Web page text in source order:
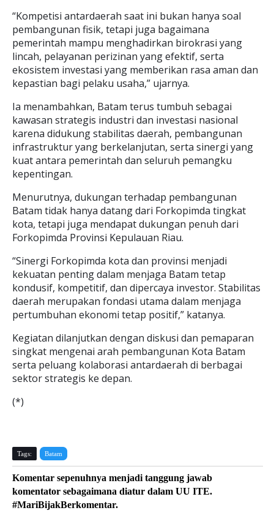
“Kompetisi antardaerah saat ini bukan hanya soal
pembangunan fisik, tetapi juga bagaimana
pemerintah mampu menghadirkan birokrasi yang
lincah, pelayanan perizinan yang efektif, serta
ekosistem investasi yang memberikan rasa aman dan
kepastian bagi pelaku usaha,” ujarnya.
Ia menambahkan, Batam terus tumbuh sebagai
kawasan strategis industri dan investasi nasional
karena didukung stabilitas daerah, pembangunan
infrastruktur yang berkelanjutan, serta sinergi yang
kuat antara pemerintah dan seluruh pemangku
kepentingan.
Menurutnya, dukungan terhadap pembangunan
Batam tidak hanya datang dari Forkopimda tingkat
kota, tetapi juga mendapat dukungan penuh dari
Forkopimda Provinsi Kepulauan Riau.
“Sinergi Forkopimda kota dan provinsi menjadi
kekuatan penting dalam menjaga Batam tetap
kondusif, kompetitif, dan dipercaya investor. Stabilitas
daerah merupakan fondasi utama dalam menjaga
pertumbuhan ekonomi tetap positif,” katanya.
Kegiatan dilanjutkan dengan diskusi dan pemaparan
singkat mengenai arah pembangunan Kota Batam
serta peluang kolaborasi antardaerah di berbagai
sektor strategis ke depan.
(*)
Tags: Batam
Komentar sepenuhnya menjadi tanggung jawab
komentator sebagaimana diatur dalam UU ITE.
#MariBijakBerkomentar.